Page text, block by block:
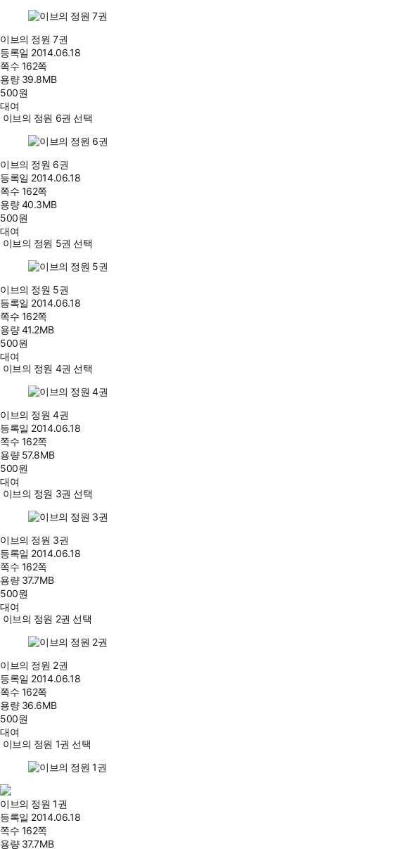
이브의 정원 7권
등록일 2014.06.18
쪽수 162쪽
용량 39.8MB
500원
대여
이브의 정원 6권 선택
이브의 정원 6권
등록일 2014.06.18
쪽수 162쪽
용량40.3MB
500원
대여
이브의 정원 5권 선택
이브의 정원 5권
등록일 2014.06.18
쪽수 162쪽
용량41.2MB
500원
대여
이브의 정원 4권 선택
이브의 정원 4권
등록일 2014.06.18
쪽수 162쪽
용량 57.8MB
500원
대여
이브의 정원 3권 선택
이브의 정원 3권
등록일 2014.06.18
쪽수 162쪽
용량 37.7MB
500원
대여
이브의 정원 2권 선택
이브의 정원 2권
등록일 2014.06.18
쪽수 162쪽
용량 36.6MB
500원
대여
이브의 정원 1권 선택
이브의 정원 1권
등록일 2014.06.18
쪽수 162쪽
용량 37.7MB